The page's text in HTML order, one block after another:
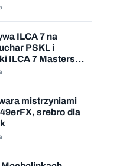
ILCA 7 na
PSKL i
ILCA 7 Masters
mistrzyniami
srebro dla